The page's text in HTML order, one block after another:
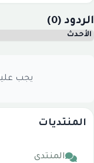
المنتديات
المنتدى
الردود (0)
يجب